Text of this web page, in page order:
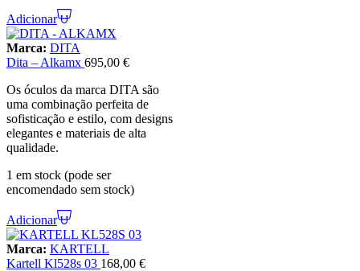
Adicionar
Marca: DITA
Dita – Alkamx 695,00 €
Os óculos da marca DITA são
uma combinação perfeita de
sofisticação e estilo, com designs
elegantes e materiais de alta
qualidade.
1 em stock (pode ser
encomendado sem stock)
Adicionar
Marca: KARTELL
Kartell Kl528s 03 168,00 €